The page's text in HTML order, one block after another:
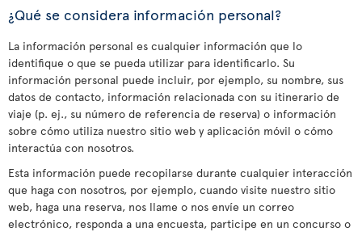
¿Qué se considera información personal?
La información personal es cualquier información que lo
identifique o que se pueda utilizar para identificarlo. Su
información personal puede incluir, por ejemplo, su nombre, sus
datos de contacto, información relacionada con su itinerario de
viaje (p. ej., su número de referencia de reserva) o información
sobre cómo utiliza nuestro sitio web y aplicación móvil o cómo
interactúa con nosotros.
Esta información puede recopilarse durante cualquier interacción
que haga con nosotros, por ejemplo, cuando visite nuestro sitio
web, haga una reserva, nos llame o nos envíe un correo
electrónico, responda a una encuesta, participe en un concurso o